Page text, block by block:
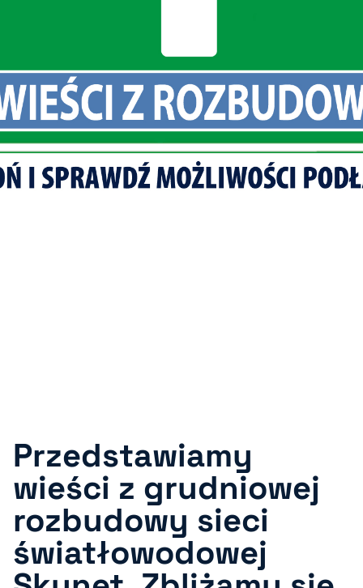
Przedstawiamy
wieści z grudniowej
rozbudowy sieci
światłowodowej